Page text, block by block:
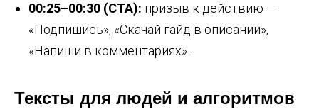
00:25–00:30 (CTA): призыв к действию —
«Подпишись», «Скачай гайд в описании»,
«Напиши в комментариях».
Тексты для людей и алгоритмов